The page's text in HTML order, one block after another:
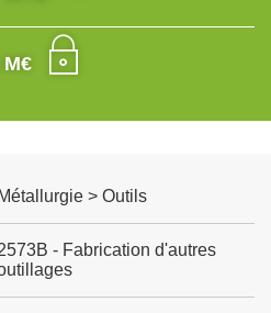
M€
Métallurgie > Outils
- Fabrication d'autres